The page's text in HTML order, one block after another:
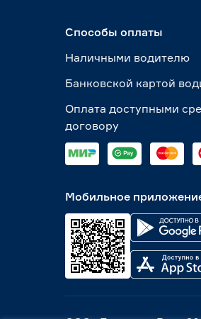
Способы оплаты
Наличными водителю
Банковской картой
Оплата доступными
договору
Мобильное